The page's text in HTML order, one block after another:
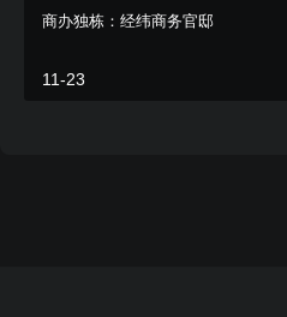
商办独栋：经纬商务官邸
11-23